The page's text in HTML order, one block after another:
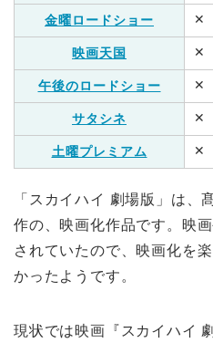
金曜ロードショー ✕
映画天国 ✕
午後のロードショー ✕
サタシネ ✕
土曜プレミアム ✕
「スカイハイ 劇場版」は、
作の、映画化作品です。映
されていたので、映画化を
かったようです。
現状では映画『スカイハイ